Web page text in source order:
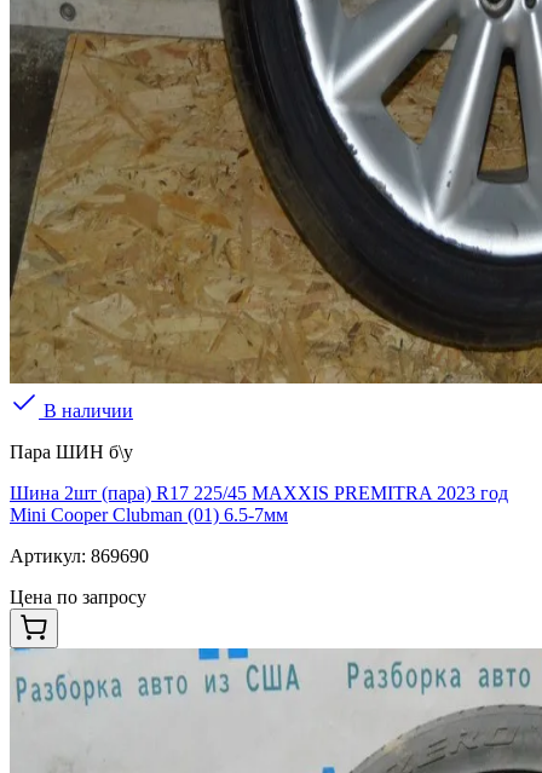
В наличии
Пара ШИН б\у
Шина 2шт (пара) R17 225/45 MAXXIS PREMITRA 2023 год
Mini Cooper Clubman (01) 6.5-7мм
Артикул: 869690
Цена по запросу